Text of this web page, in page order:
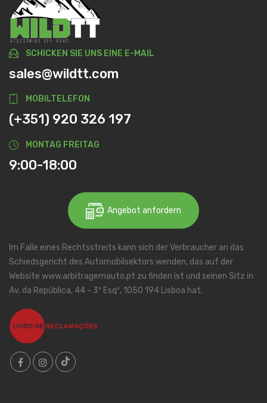
SCHICKEN SIE UNS EINE E-MAIL
sales@wildtt.com
MOBILTELEFON
(+351) 920 326 197
MONTAG FREITAG
9:00-18:00
Angebot anfordern
Im Falle eines Rechtsstreits kann sich der Verbraucher an das
Schiedsgericht des Automobilsektors wenden, das auf der
Website www.arbitragemauto.pt zu finden ist und seinen Sitz in
Av. da República, 44 - 3º Esqº, 1050 194 Lisboa hat.